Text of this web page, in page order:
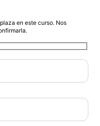
en este curso. Nos